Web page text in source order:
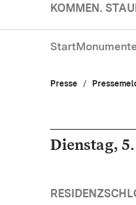
KOMMEN.
StartMonumente
Presse
Dienstag,